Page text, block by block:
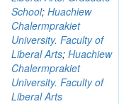
School; Huachiew
Chalermprakiet
University. Faculty of
Liberal Arts; Huachiew
Chalermprakiet
University. Faculty of
Liberal Arts